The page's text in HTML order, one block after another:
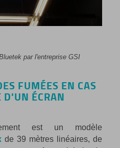
par l'entreprise GSI
FUMÉES EN CAS
ÉCRAN
est un modèle
de 39 mètres linéaires, de